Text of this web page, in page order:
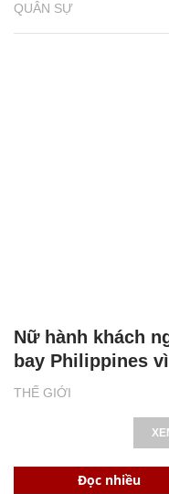
QUÂN SỰ
THẾ GIỚI
Nữ hành khách
bay Philippines
Đọc nhiều